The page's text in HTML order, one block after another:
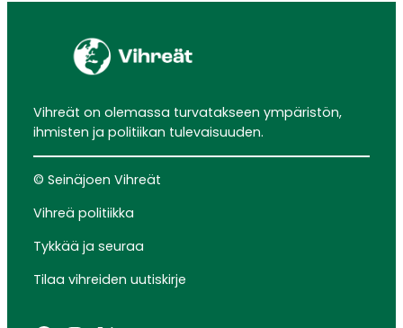
Vihreät on olemassa turvatakseen ympäristön,
ihmisten ja politiikan tulevaisuuden.
© Seinäjoen Vihreät
Vihreä politiikka
Tykkää ja seuraa
Tilaa vihreiden uutiskirje